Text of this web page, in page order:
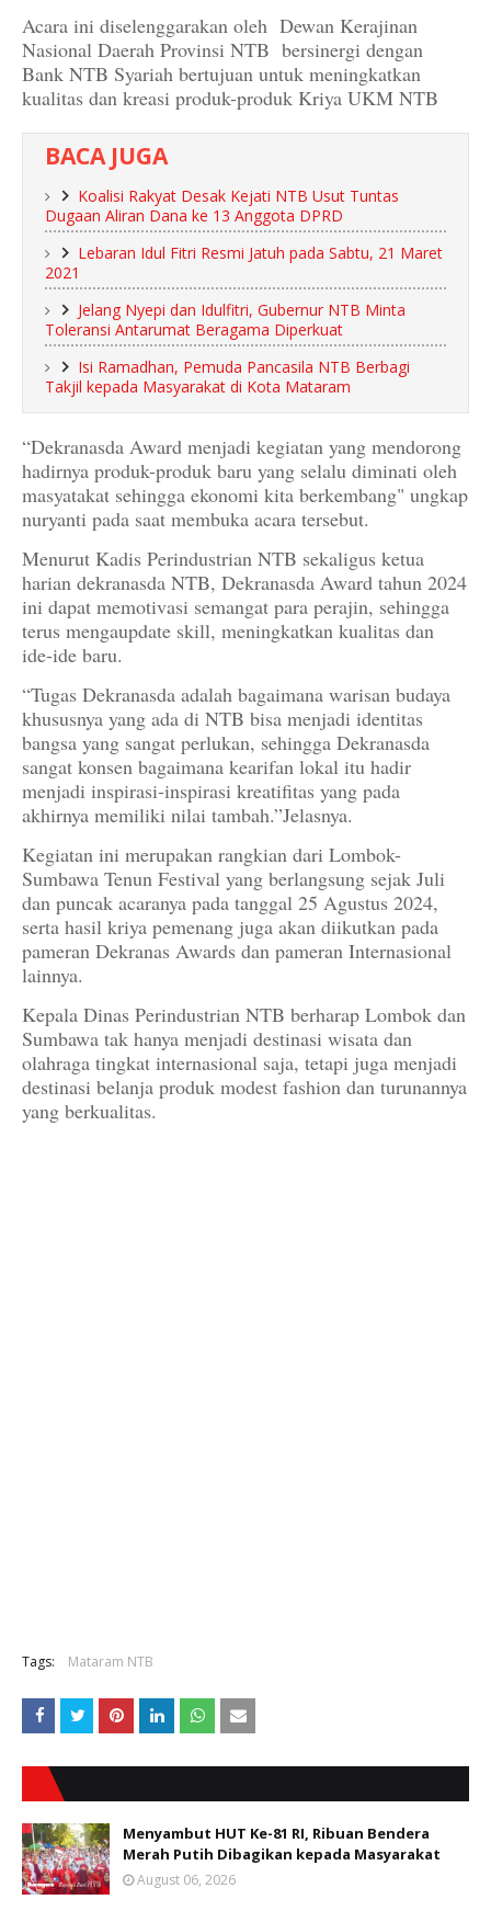
Acara ini diselenggarakan oleh Dewan Kerajinan
Nasional Daerah Provinsi NTB bersinergi dengan
Bank NTB Syariah bertujuan untuk meningkatkan
kualitas dan kreasi produk-produk Kriya UKM NTB
BACA JUGA
Koalisi Rakyat Desak Kejati NTB Usut Tuntas
Dugaan Aliran Dana ke 13 Anggota DPRD
Lebaran Idul Fitri Resmi Jatuh pada Sabtu, 21 Maret
2021
Jelang Nyepi dan Idulfitri, Gubernur NTB Minta
Toleransi Antarumat Beragama Diperkuat
Isi Ramadhan, Pemuda Pancasila NTB Berbagi
Takjil kepada Masyarakat di Kota Mataram
“Dekranasda Award menjadi kegiatan yang mendorong
hadirnya produk-produk baru yang selalu diminati oleh
masyatakat sehingga ekonomi kita berkembang" ungkap
nuryanti pada saat membuka acara tersebut.
Menurut Kadis Perindustrian NTB sekaligus ketua
harian dekranasda NTB, Dekranasda Award tahun 2024
ini dapat memotivasi semangat para perajin, sehingga
terus mengaupdate skill, meningkatkan kualitas dan
ide-ide baru.
“Tugas Dekranasda adalah bagaimana warisan budaya
khususnya yang ada di NTB bisa menjadi identitas
bangsa yang sangat perlukan, sehingga Dekranasda
sangat konsen bagaimana kearifan lokal itu hadir
menjadi inspirasi-inspirasi kreatifitas yang pada
akhirnya memiliki nilai tambah.”Jelasnya.
Kegiatan ini merupakan rangkian dari Lombok-
Sumbawa Tenun Festival yang berlangsung sejak Juli
dan puncak acaranya pada tanggal 25 Agustus 2024,
serta hasil kriya pemenang juga akan diikutkan pada
pameran Dekranas Awards dan pameran Internasional
lainnya.
Kepala Dinas Perindustrian NTB berharap Lombok dan
Sumbawa tak hanya menjadi destinasi wisata dan
olahraga tingkat internasional saja, tetapi juga menjadi
destinasi belanja produk modest fashion dan turunannya
yang berkualitas.
Tags: Mataram NTB
Menyambut HUT Ke-81 RI, Ribuan Bendera
Merah Putih Dibagikan kepada Masyarakat
August 06, 2026